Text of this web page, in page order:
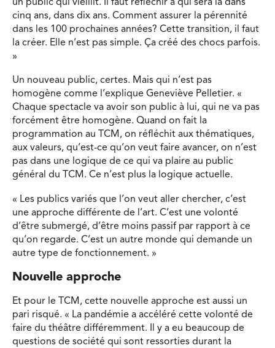
un public qui vieillit. Il faut réfléchir à qui sera là dans
cinq ans, dans dix ans. Comment assurer la pérennité
dans les 100 prochaines années? Cette transition, il faut
la créer. Elle n’est pas simple. Ça créé des chocs parfois.
»
Un nouveau public, certes. Mais qui n’est pas
homogène comme l’explique Geneviève Pelletier. «
Chaque spectacle va avoir son public à lui, qui ne va pas
forcément être homogène. Quand on fait la
programmation au TCM, on réfléchit aux thématiques,
aux valeurs, qu’est-ce qu’on veut faire avancer, on n’est
pas dans une logique de ce qui va plaire au public
général du TCM. Ce n’est plus la logique actuelle.
« Les publics variés que l’on veut aller chercher, c’est
une approche différente de l’art. C’est une volonté
d’être submergé, d’être moins passif par rapport à ce
qu’on regarde. C’est un autre monde qui demande un
autre type de fonctionnement. »
Nouvelle approche
Et pour le TCM, cette nouvelle approche est aussi un
pari risqué. « La pandémie a accéléré cette volonté de
faire du théâtre différemment. Il y a eu beaucoup de
questions de société qui sont ressorties durant la